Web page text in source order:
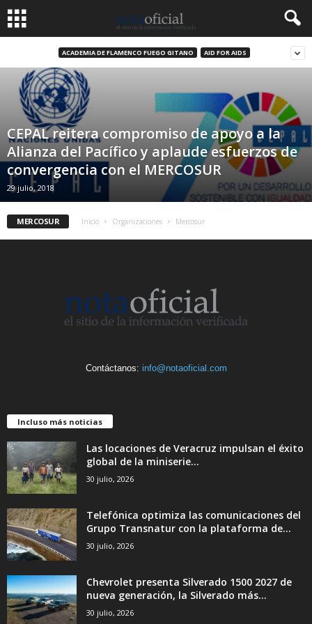
ACADEMIA DE FLAMENCO FUEGO GITANO AID FOR AIDS
CEPAL reitera compromiso de apoyo a la
Alianza del Pacífico y aplaude esfuerzos de
convergencia con el MERCOSUR
29 julio, 2018
MERCOSUR Inicio Organizaciones Mercosur
Contáctanos: info@notaoficial.com
Incluso más noticias
Las locaciones de Veracruz impulsan el éxito
global de la miniserie...
30 julio, 2026
Telefónica optimiza las comunicaciones del
Grupo Transnatur con la plataforma de...
30 julio, 2026
Chevrolet presenta Silverado 1500 2027 de
nueva generación, la Silverado más...
30 julio, 2026